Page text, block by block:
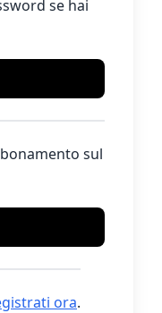
se hai
sul
ora.